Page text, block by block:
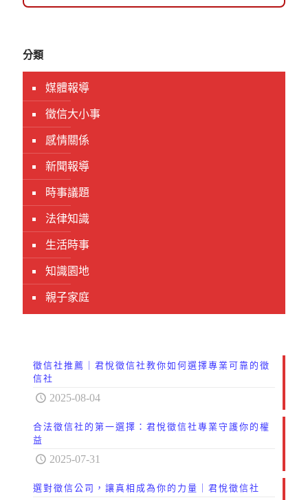
分類
媒體報導
徵信大小事
感情關係
新聞報導
時事議題
法律知識
生活時事
知識園地
親子家庭
徵信社推薦｜君悅徵信社教你如何選擇專業可靠的徵
信社
2025-08-04
合法徵信社的第一選擇：君悅徵信社專業守護你的權
益
2025-07-31
選對徵信公司，讓真相成為你的力量｜君悅徵信社